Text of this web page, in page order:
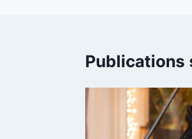
Publications